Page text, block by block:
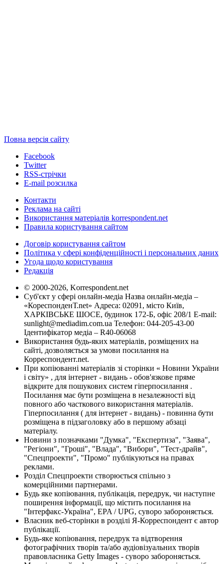
Повна версія сайту
Facebook
Twitter
RSS-стрічки
E-mail розсилка
Контакти
Реклама на сайті
Використання матеріалів korrespondent.net
Правила користування сайтом
Договір користування сайтом
Політика у сфері конфіденційності і персональних даних
Угода щодо користування
Редакція
© 2000-2026, Korrespondent.net
Суб'єкт у сфері онлайн-медіа Назва онлайн-медіа –
«КореспонденТ.net» Адреса: 02091, місто Київ,
ХАРКІВСЬКЕ ШОСЕ, будинок 172-Б, офіс 208/1 E-mail:
sunlight@mediadim.com.ua Телефон: 044-205-43-00
Ідентифікатор медіа – R40-06068
Використання будь-яких матеріалів, розміщених на
сайті, дозволяється за умови посилання на
Корреспондент.net.
При копіюванні матеріалів зі сторінки « Новини України
і світу» , для інтернет - видань - обов'язкове пряме
відкрите для пошукових систем гіперпосилання .
Посилання має бути розміщена в незалежності від
повного або часткового використання матеріалів.
Гіперпосилання ( для інтернет - видань) - повинна бути
розміщена в підзаголовку або в першому абзаці
матеріалу.
Новини з позначками "Думка", "Експертиза", "Заява",
"Регіони", "Гроші", "Влада", "Вибори", "Тест-драйв",
"Спецпроекти", "Промо" публікуються на правах
реклами.
Розділ Спецпроекти створюється спільно з
комерційними партнерами.
Будь яке копіювання, публікація, передрук, чи наступне
поширення інформації, що містить посилання на
"Інтерфакс-Україна", EPA / UPG, суворо забороняється.
Власник веб-сторінки в розділі Я-Корреспондент є автор
публікації.
Будь-яке копіювання, передрук та відтворення
фотографічних творів та/або аудіовізуальних творів
правовласника Getty Images - суворо забороняється.